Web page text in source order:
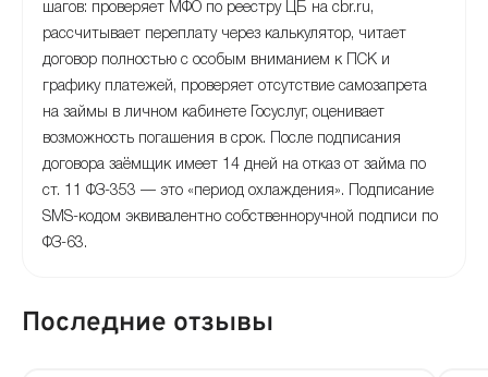
шагов: проверяет МФО по реестру ЦБ на cbr.ru,
рассчитывает переплату через калькулятор, читает
договор полностью с особым вниманием к ПСК и
графику платежей, проверяет отсутствие самозапрета
на займы в личном кабинете Госуслуг, оценивает
возможность погашения в срок. После подписания
договора заёмщик имеет 14 дней на отказ от займа по
ст. 11 ФЗ-353 — это «период охлаждения». Подписание
SMS-кодом эквивалентно собственноручной подписи по
ФЗ-63.
Последние отзывы